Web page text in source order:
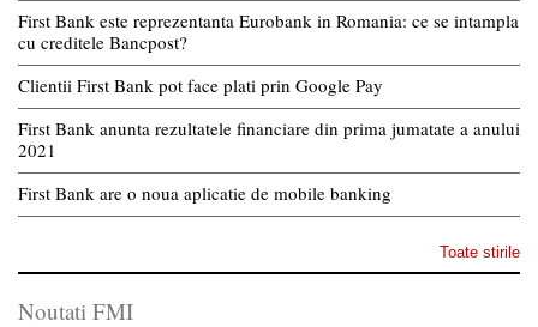
First Bank este reprezentanta Eurobank in Romania: ce se intampla
cu creditele Bancpost?
Clientii First Bank pot face plati prin Google Pay
First Bank anunta rezultatele financiare din prima jumatate a anului
2021
First Bank are o noua aplicatie de mobile banking
Toate stirile
Noutati FMI